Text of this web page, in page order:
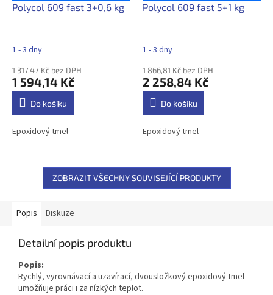
Polycol 609 fast 3+0,6 kg
1 - 3 dny
1 317,47 Kč bez DPH
1 594,14 Kč
Do košíku
Epoxidový tmel
Polycol 609 fast 5+1 kg
1 - 3 dny
1 866,81 Kč bez DPH
2 258,84 Kč
Do košíku
Epoxidový tmel
ZOBRAZIT VŠECHNY SOUVISEJÍCÍ PRODUKTY
Popis Diskuze
Detailní popis produktu
Popis:
Rychlý, vyrovnávací a uzavírací, dvousložkový epoxidový tmel
umožňuje práci i za nízkých teplot.